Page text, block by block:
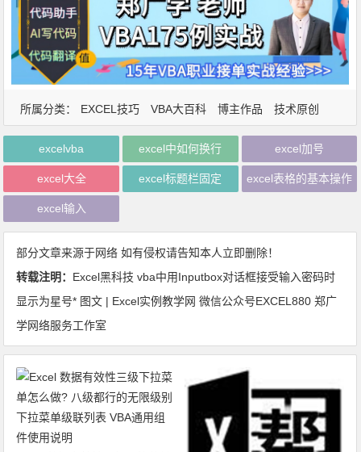
所属分类： EXCEL技巧 VBA大百科 博主作品 技术原创
excelvba excel中如何换行 excel加号
excel大全 excel标题栏固定 excel表格的基本操作
excel输入
部分文章来源于网络 如有侵权请告知本人立即删除！
转载注明： Excel黑科技 vba中用Inputbox对话框接受输入密码时
显示为星号* 图文 | Excel实例教学网 微信公众号EXCEL880 郑广
学网络服务工作室